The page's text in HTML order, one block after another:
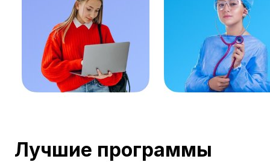
Лучшие программы